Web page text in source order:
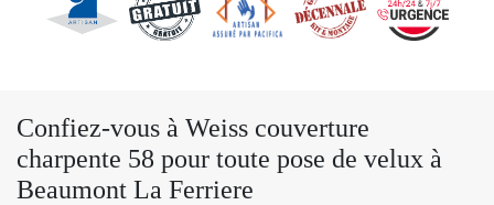
Confiez-vous à Weiss couverture
charpente 58 pour toute pose de velux à
Beaumont La Ferriere